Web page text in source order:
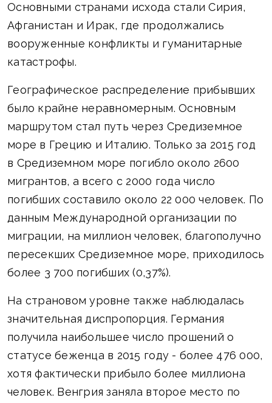
Основными странами исхода стали Сирия,
Афганистан и Ирак, где продолжались
вооруженные конфликты и гуманитарные
катастрофы.
Географическое распределение прибывших
было крайне неравномерным. Основным
маршрутом стал путь через Средиземное
море в Грецию и Италию. Только за 2015 год
в Средиземном море погибло около 2600
мигрантов, а всего с 2000 года число
погибших составило около 22 000 человек. По
данным Международной организации по
миграции, на миллион человек, благополучно
пересекших Средиземное море, приходилось
более 3 700 погибших (0,37%).
На страновом уровне также наблюдалась
значительная диспропорция. Германия
получила наибольшее число прошений о
статусе беженца в 2015 году - более 476 000,
хотя фактически прибыло более миллиона
человек. Венгрия заняла второе место по